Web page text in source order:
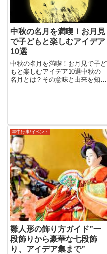
中秋の名月を満喫！お月見
で子どもと楽しむアイデア
10選
中秋の名月を満喫！お月見で子ど
もと楽しむアイデア10選中秋の
名月とは？その意味と由来を知ろ
年中行事/イベント
雛人形の飾り方ガイド”一
段飾りから豪華な七段飾
り、アイデア集まで”